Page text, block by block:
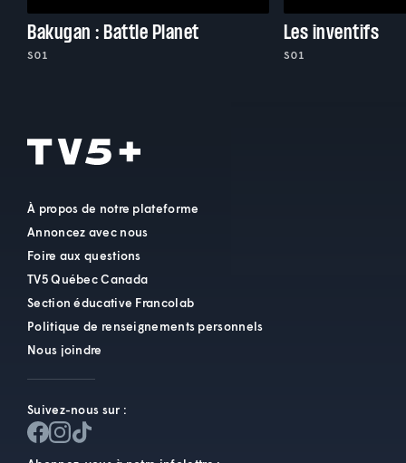
Bakugan : Battle Planet
S01
Les inventifs
S01
À propos de notre plateforme
Annoncez avec nous
Foire aux questions
TV5 Québec Canada
Section éducative Francolab
Politique de renseignements personnels
Nous joindre
Suivez-nous sur :